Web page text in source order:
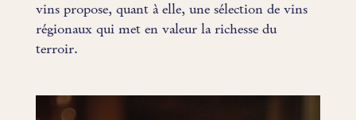
vins propose, quant à elle, une sélection de vins
régionaux qui met en valeur la richesse du
terroir.